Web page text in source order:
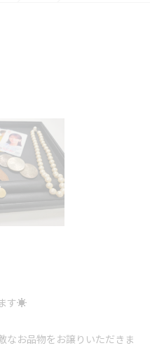
す☀️
なお品物をお譲りいただきま